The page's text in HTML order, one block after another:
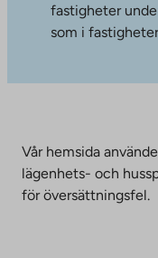
fastigheter
som i
Vår hemsida
lägenhets- och
för översättningsfel.